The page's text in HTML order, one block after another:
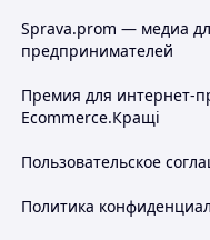
Sprava.prom — медиа
предпринимателей
Премия для интернет-
Ecommerce.Кращі
Пользовательское
Политика